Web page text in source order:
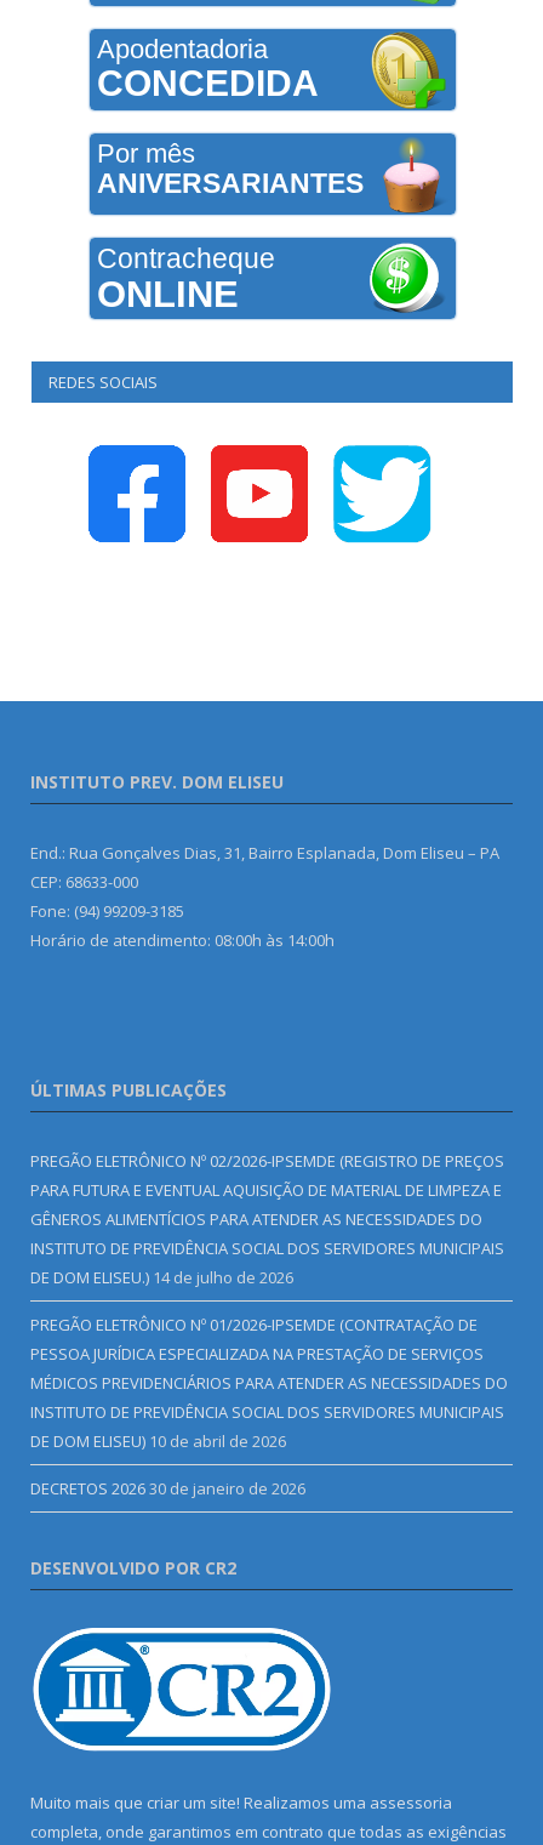
Apodentadoria
CONCEDIDA
Por mês
ANIVERSARIANTES
Contracheque
ONLINE
REDES SOCIAIS
INSTITUTO PREV. DOM ELISEU
End.: Rua Gonçalves Dias, 31, Bairro Esplanada, Dom Eliseu – PA
CEP: 68633-000
Fone: (94) 99209-3185
Horário de atendimento: 08:00h às 14:00h
ÚLTIMAS PUBLICAÇÕES
PREGÃO ELETRÔNICO Nº 02/2026-IPSEMDE (REGISTRO DE PREÇOS
PARA FUTURA E EVENTUAL AQUISIÇÃO DE MATERIAL DE LIMPEZA E
GÊNEROS ALIMENTÍCIOS PARA ATENDER AS NECESSIDADES DO
INSTITUTO DE PREVIDÊNCIA SOCIAL DOS SERVIDORES MUNICIPAIS
DE DOM ELISEU.) 14 de julho de 2026
PREGÃO ELETRÔNICO Nº 01/2026-IPSEMDE (CONTRATAÇÃO DE
PESSOA JURÍDICA ESPECIALIZADA NA PRESTAÇÃO DE SERVIÇOS
MÉDICOS PREVIDENCIÁRIOS PARA ATENDER AS NECESSIDADES DO
INSTITUTO DE PREVIDÊNCIA SOCIAL DOS SERVIDORES MUNICIPAIS
DE DOM ELISEU) 10 de abril de 2026
DECRETOS 202630 de janeiro de 2026
DESENVOLVIDO POR CR2
Muito mais que criar um site! Realizamos uma assessoria
completa, onde garantimos em contrato que todas as exigências